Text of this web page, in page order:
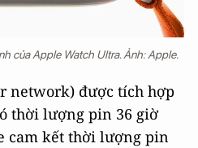
của Apple Watch Ultra. Ảnh: Apple.
network) được tích hợp
thời lượng pin 36 giờ
cam kết thời lượng pin